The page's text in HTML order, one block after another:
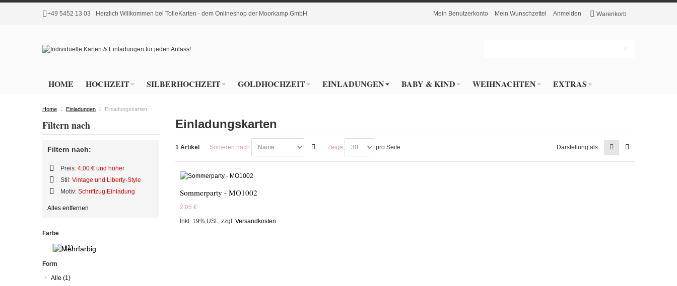
+49 5452 13 03 Herzlich Willkommen bei TolleKarten - dem Onlineshop der Moorkamp GmbH Warenkorb
Mein Benutzerkonto Mein Wunschzettel Anmelden
HOME HOCHZEIT SILBERHOCHZEIT GOLDHOCHZEIT EINLADUNGEN BABY & KIND WEIHNACHTEN EXTRAS
Home Einladungen Einladungskarten
Einladungskarten
1 Artikel Sortieren nach Zeige pro Seite Darstellung als:
Sommerparty - MO1002
2,05 €
Inkl. 19% USt.
zzgl. Versandkosten
Filtern nach
Filtern nach:
Preis: 4,00 € und höher
Diesen
Artikel
entfernen
Stil: Vintage und Liberty-Style
Diesen
entfernen
Motiv: Schriftzug Einladung
Artikel
Alles entfernen
Farbe
(1)
Form
Alle (1)